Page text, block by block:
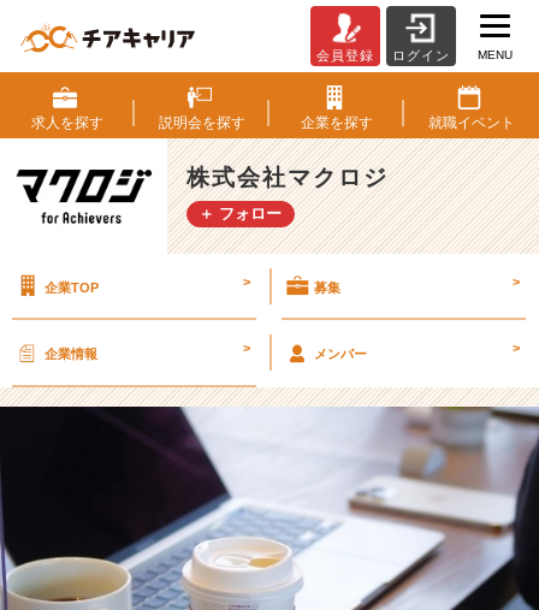
ク
ロ
ジ
の
個
性
リ
ト
境
を
ご
紹
介
し
ま
会員登録 ログイン MENU
求人を探す 説明会を探す 企業を探す 就職イベント
株式会社マクロジ
＋ フォロー
企業TOP > 募集 >
企業情報 > メンバー >